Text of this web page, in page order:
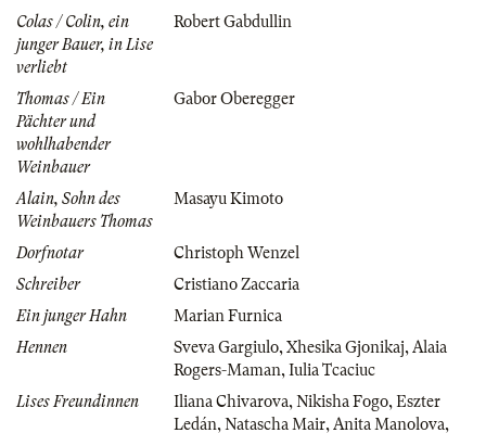
Colas / Colin, ein
junger Bauer, in Lise
verliebt
Robert Gabdullin
Thomas / Ein
Pächter und
wohlhabender
Weinbauer
Gabor Oberegger
Alain, Sohn des
Weinbauers Thomas
Masayu Kimoto
Dorfnotar
Christoph Wenzel
Schreiber
Cristiano Zaccaria
Ein junger Hahn
Marian Furnica
Hennen
Sveva Gargiulo, Xhesika Gjonikaj, Alaia
Rogers-Maman, Iulia Tcaciuc
Lises Freundinnen
Iliana Chivarova, Nikisha Fogo, Eszter
Ledán, Natascha Mair, Anita Manolova,